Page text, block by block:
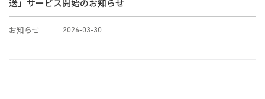
送」サービス開始のお知らせ
お知らせ 2026-03-30